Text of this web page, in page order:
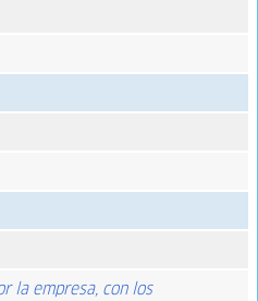
la empresa, con los